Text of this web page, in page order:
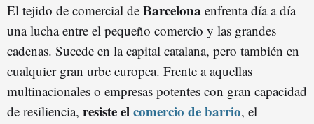
El tejido de comercial de Barcelona enfrenta día a día
una lucha entre el pequeño comercio y las grandes
cadenas. Sucede en la capital catalana, pero también en
cualquier gran urbe europea. Frente a aquellas
multinacionales o empresas potentes con gran capacidad
de resiliencia, resiste elcomercio de barrio, el